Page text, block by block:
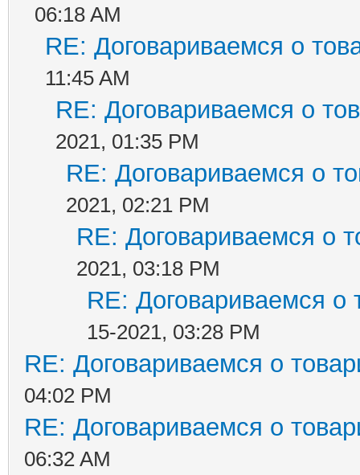
06:18 AM
RE: Договариваемся о
11:45 AM
RE: Договариваемся о
2021, 01:35 PM
RE: Договариваемся о
2021, 02:21 PM
RE: Договариваемся о
2021, 03:18 PM
RE: Договариваемся о
15-2021, 03:28 PM
RE: Договариваемся о
04:02 PM
RE: Договариваемся о
06:32 AM